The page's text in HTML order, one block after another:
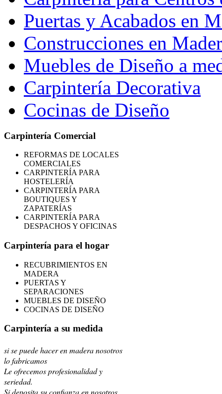
Puertas y Acabados en
Construcciones en
Muebles de Diseño a
Carpintería Decorativa
Cocinas de Diseño
Carpintería Comercial
REFORMAS DE LOCALES
COMERCIALES
CARPINTERÍA PARA
HOSTELERÍA
CARPINTERÍA PARA
BOUTIQUES Y
ZAPATERÍAS
CARPINTERÍA PARA
DESPACHOS Y OFICINAS
Carpintería para el hogar
RECUBRIMIENTOS EN
MADERA
PUERTAS Y
SEPARACIONES
MUEBLES DE DISEÑO
COCINAS DE DISEÑO
Carpintería a su medida
si se puede hacer en madera nosotros
lo fabricamos
Le ofrecemos profesionalidad y
seriedad.
Si deposita su confianza en nosotros